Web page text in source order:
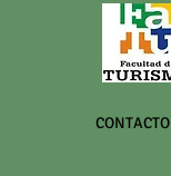
CONTACTO